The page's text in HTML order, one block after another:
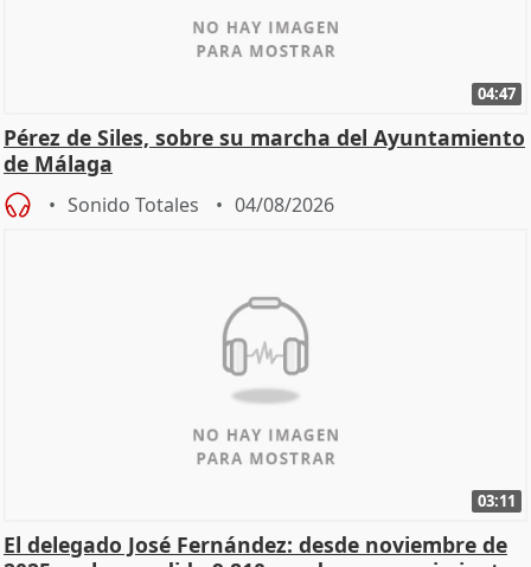
04:47
Pérez de Siles, sobre su marcha del Ayuntamiento
de Málaga
Sonido Totales 04/08/2026
03:11
El delegado José Fernández: desde noviembre de